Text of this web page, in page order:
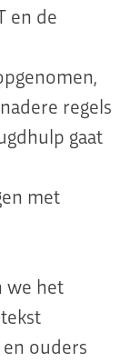
en de
regels
gaat
met
we het
ouders